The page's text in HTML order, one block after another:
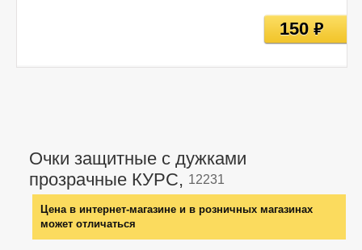
Очки защитные с дужками
прозрачные КУРС, 12231
Цена в интернет-магазине и в розничных магазинах
может отличаться
150руб